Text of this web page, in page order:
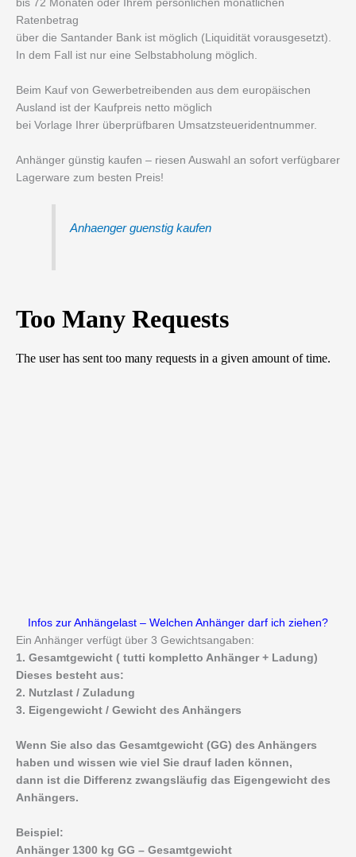
bis 72 Monaten oder Ihrem persönlichen monatlichen
Ratenbetrag
über die Santander Bank ist möglich (Liquidität vorausgesetzt).
In dem Fall ist nur eine Selbstabholung möglich.
Beim Kauf von Gewerbetreibenden aus dem europäischen
Ausland ist der Kaufpreis netto möglich
bei Vorlage Ihrer überprüfbaren Umsatzsteueridentnummer.
Anhänger günstig kaufen – riesen Auswahl an sofort verfügbarer
Lagerware zum besten Preis!
Anhaenger guenstig kaufen
Infos zur Anhängelast – Welchen Anhänger darf ich ziehen?
Ein Anhänger verfügt über 3 Gewichtsangaben:
1. Gesamtgewicht ( tutti kompletto Anhänger + Ladung)
Dieses besteht aus:
2. Nutzlast / Zuladung
3. Eigengewicht / Gewicht des Anhängers
Wenn Sie also das Gesamtgewicht (GG) des Anhängers
haben und wissen wie viel Sie drauf laden können,
dann ist die Differenz zwangsläufig das Eigengewicht des
Anhängers.
Beispiel:
Anhänger 1300 kg GG – Gesamtgewicht